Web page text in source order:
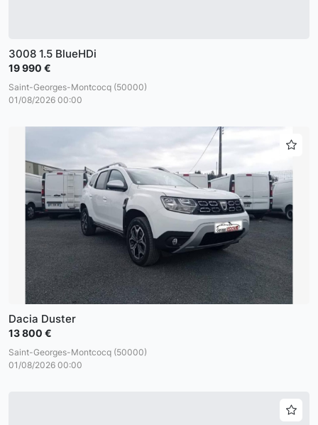
3008 1.5 BlueHDi
19 990 €
Saint-Georges-Montcocq (50000)
01/08/2026 00:00
Dacia Duster
13 800 €
Saint-Georges-Montcocq (50000)
01/08/2026 00:00